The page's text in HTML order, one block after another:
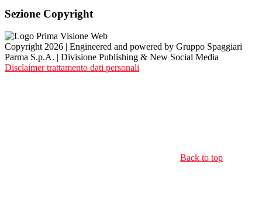
Sezione Copyright
Copyright 2026 | Engineered and powered by Gruppo Spaggiari
Parma S.p.A. | Divisione Publishing & New Social Media
Disclaimer trattamento dati personali
Back to top